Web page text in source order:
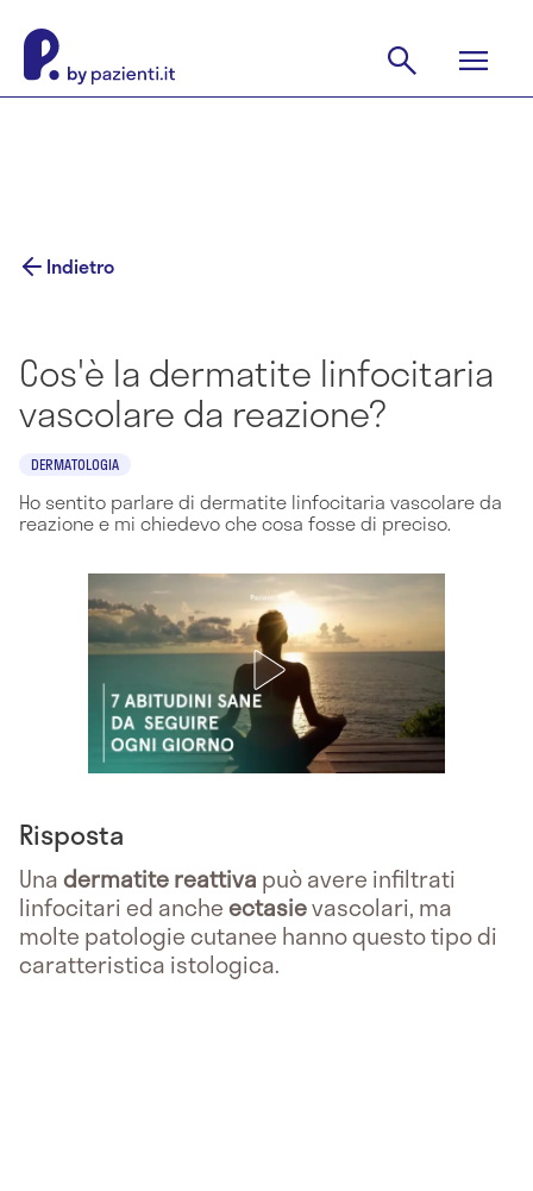
Indietro
Cos'è la dermatite linfocitaria
vascolare da reazione?
DERMATOLOGIA
Ho sentito parlare di dermatite linfocitaria vascolare da
reazione e mi chiedevo che cosa fosse di preciso.
Risposta
Unadermatite reattiva può avere infiltrati
linfocitari ed ancheectasievascolari, ma
molte patologie cutanee hanno questo tipo di
caratteristica istologica.